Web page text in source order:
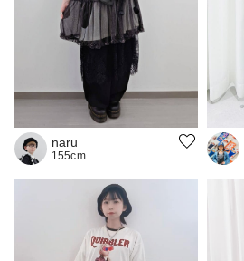
naru
155cm